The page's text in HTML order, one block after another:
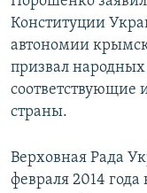
Конституции
автономии
призвал
соответствующие
страны.
Верховная Рада
февраля 2014